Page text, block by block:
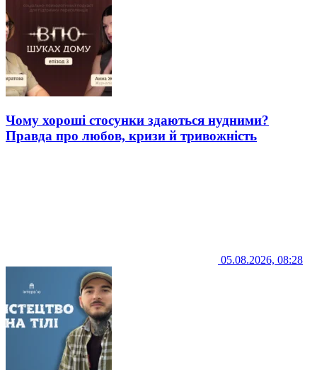
Чому хороші стосунки здаються нудними?
Правда про любов, кризи й тривожність
05.08.2026, 08:28